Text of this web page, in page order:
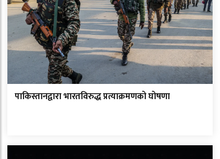
पाकिस्तानद्वारा भारतविरुद्ध प्रत्याक्रमणको घोषणा